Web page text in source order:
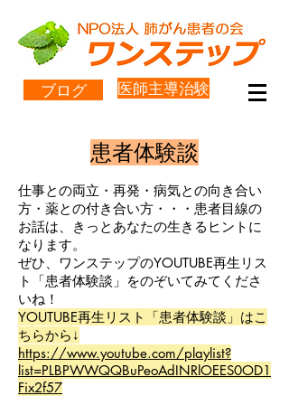
ブログ 医師主導治験
患者体験談
仕事との両立・再発・病気との向き合い
方・薬との付き合い方・・・患者目線の
お話は、きっとあなたの生きるヒントに
なります。
ぜひ、ワンステップのYOUTUBE再生リス
ト「患者体験談」をのぞいてみてくださ
いね！
YOUTUBE再生リスト「患者体験談」はこ
ちらから↓
https://www.youtube.com/playlist?
list=PLBPWWQQBuPeoAdINRlOEES0OD1
Fix2f57